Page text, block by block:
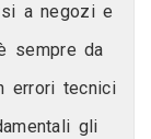
a negozi e
sempre da
errori tecnici
gli